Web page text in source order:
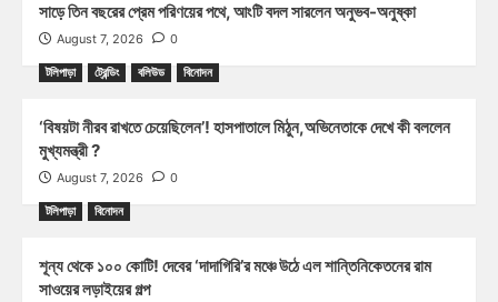
সাড়ে তিন বছরের প্রেম পরিণয়ের পথে, আংটি বদল সারলেন অনুভব-অনুষ্কা
August 7, 2026 0
টলিপাড়া ট্রেন্ডিং বলিউড বিনোদন
‘বিষয়টা নীরব রাখতে চেয়েছিলেন’! হাসপাতালে মিঠুন,অভিনেতাকে দেখে কী বললেন
মুখ্যমন্ত্রী ?
August 7, 2026 0
টলিপাড়া বিনোদন
শূন্য থেকে ১০০ কোটি! দেবের ‘দাদাগিরি’র মঞ্চে উঠে এল শান্তিনিকেতনের রাম
সাওয়ের লড়াইয়ের গল্প